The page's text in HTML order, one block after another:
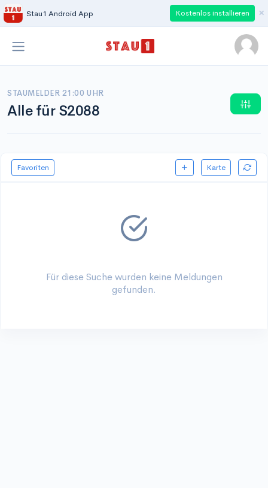
Stau1 Android App Kostenlos installieren ×
STAUMELDER 21:00 UHR
Alle für S2088
Favoriten Karte
Für diese Suche wurden keine Meldungen
gefunden.